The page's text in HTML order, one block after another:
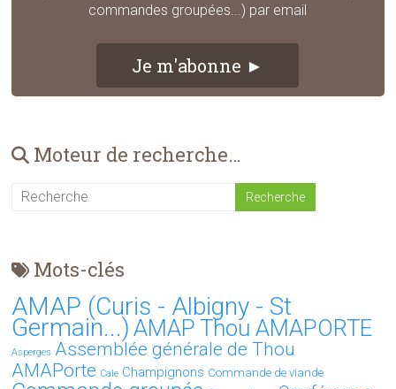
commandes groupées...) par email
Je m'abonne ►
Moteur de recherche…
Mots-clés
AMAP (Curis - Albigny - St
Germain...) AMAP Thou AMAPORTE
Asperges Assemblée générale de Thou
AMAPorte Cale Champignons Commande de viande